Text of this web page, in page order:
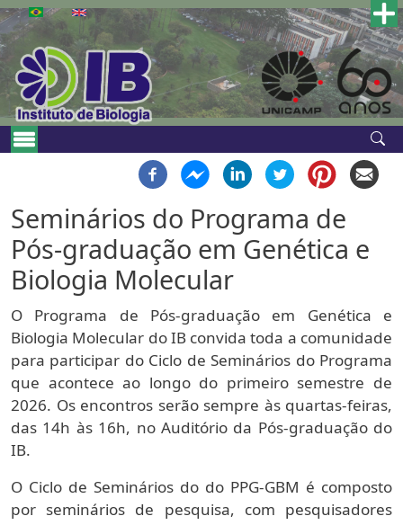
Pular para o conteúdo principal
Main navigation
Seminários do Programa de
Pós-graduação em Genética e
Biologia Molecular
O Programa de Pós-graduação em Genética e
Biologia Molecular do IB convida toda a comunidade
para participar do Ciclo de Seminários do Programa
que acontece ao longo do primeiro semestre de
2026. Os encontros serão sempre às quartas-feiras,
das 14h às 16h, no Auditório da Pós-graduação do
IB.
O Ciclo de Seminários do do PPG-GBM é composto
por seminários de pesquisa, com pesquisadores